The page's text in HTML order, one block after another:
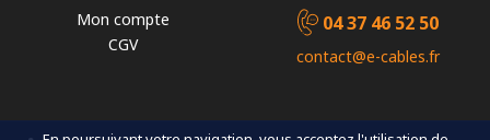
Mon compte
CGV
04 37 46 52 50
contact@e-cables.fr